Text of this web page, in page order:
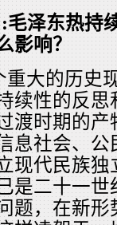
毛泽东热持
影响？
重大的历史
续性的反
渡时期的
息社会、
现代民族
是二十一
题，在新